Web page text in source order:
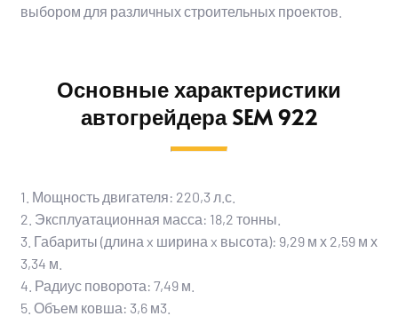
выбором для различных строительных проектов.
Основные характеристики
автогрейдера SEM 922
1. Мощность двигателя: 220,3 л.с.
2. Эксплуатационная масса: 18,2 тонны.
3. Габариты (длина x ширина x высота): 9,29 м х 2,59 м х
3,34 м.
4. Радиус поворота: 7,49 м.
5. Объем ковша: 3,6 м3.